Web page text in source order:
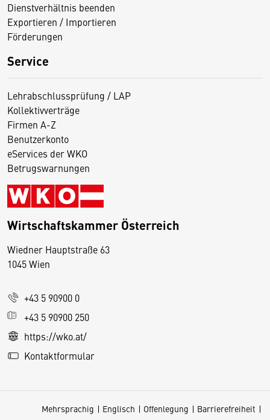
Dienstverhältnis beenden
Exportieren / Importieren
Förderungen
Service
Lehrabschlussprüfung / LAP
Kollektivverträge
Firmen A-Z
Benutzerkonto
eServices der WKO
Betrugswarnungen
Wirtschaftskammer Österreich
Wiedner Hauptstraße 63
1045 Wien
+43 5 90900 0
+43 5 90900 250
https://wko.at/
Kontaktformular
Mehrsprachig Englisch Offenlegung
Barrierefreiheit
D
s
e
S
e